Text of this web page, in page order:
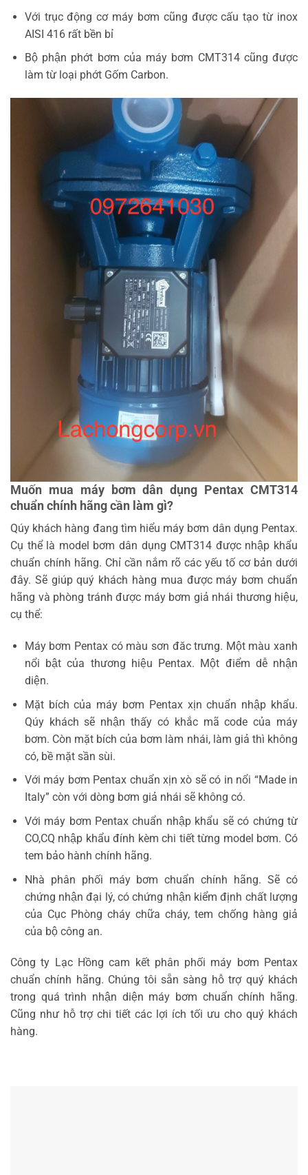
Với trục động cơ máy bơm cũng được cấu tạo từ inox
AISI 416 rất bền bỉ
Bộ phận phớt bơm của máy bơm CMT314 cũng được
làm từ loại phớt Gốm Carbon.
Muốn mua máy bơm dân dụng Pentax CMT314
chuẩn chính hãng cần làm gì?
Qúy khách hàng đang tìm hiểu máy bơm dân dụng Pentax.
Cụ thể là model bơm dân dụng CMT314 được nhập khẩu
chuẩn chính hãng. Chỉ cần nắm rõ các yếu tố cơ bản dưới
đây. Sẽ giúp quý khách hàng mua được máy bơm chuẩn
hãng và phòng tránh được máy bơm giả nhái thương hiệu,
cụ thể:
Máy bơm Pentax có màu sơn đăc trưng. Một màu xanh
nổi bật của thương hiệu Pentax. Một điểm dễ nhận
diện.
Mặt bích của máy bơm Pentax xịn chuẩn nhập khẩu.
Qúy khách sẽ nhận thấy có khắc mã code của máy
bơm. Còn mặt bích của bơm làm nhái, làm giả thì không
có, bề mặt sần sùi.
Với máy bơm Pentax chuẩn xịn xò sẽ có in nổi “Made in
Italy” còn với dòng bơm giả nhái sẽ không có.
Với máy bơm Pentax chuẩn nhập khẩu sẽ có chứng từ
CO,CQ nhập khẩu đính kèm chi tiết từng model bơm. Có
tem bảo hành chính hãng.
Nhà phân phối máy bơm chuẩn chính hãng. Sẽ có
chứng nhận đại lý, có chứng nhận kiểm định chất lượng
của Cục Phòng cháy chữa cháy, tem chống hàng giả
của bộ công an.
Công ty Lạc Hồng cam kết phân phối máy bơm Pentax
chuẩn chính hãng. Chúng tôi sẵn sàng hỗ trợ quý khách
trong quá trình nhận diện máy bơm chuẩn chính hãng.
Cũng như hỗ trợ chi tiết các lợi ích tối ưu cho quý khách
hàng.